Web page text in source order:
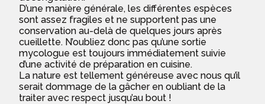
D’une manière générale, les différentes espèces
sont assez fragiles et ne supportent pas une
conservation au-delà de quelques jours après
cueillette. N’oubliez donc pas qu’une sortie
mycologue est toujours immédiatement suivie
d’une activité de préparation en cuisine.
La nature est tellement généreuse avec nous qu’il
serait dommage de la gâcher en oubliant de la
traiter avec respect jusqu’au bout !